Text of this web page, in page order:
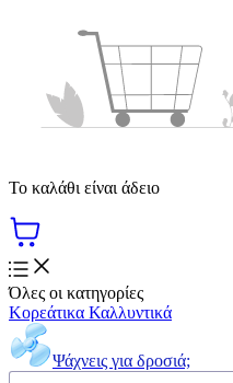
Το καλάθι είναι άδειο
Όλες οι κατηγορίες
Κορεάτικα Καλλυντικά
Ψάχνεις για δροσιά;